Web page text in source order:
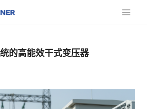
的高能效干式变压器